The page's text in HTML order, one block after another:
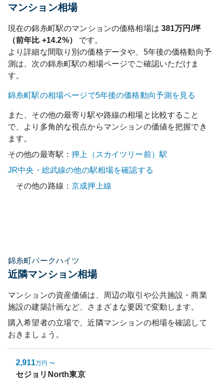
マンション相場
現在の錦糸町駅のマンションの価格相場は 381万円/坪
（前年比 +14.2%）
です。
より詳細な間取り別の価格データや、5年後の価格動向予
測は、次の錦糸町駅の相場ページでご確認いただけま
す。
錦糸町駅の相場ページで5年後の価格動向予測を見る
また、その他の最寄り駅や路線の相場と比較すること
で、より多角的な視点からマンションの価値を把握でき
ます。
その他の最寄駅：押上（スカイツリー前） 駅
JR中央・総武線の他の駅相場を確認する
その他の路線：京成押上線
錦糸町パークハイツ
近隣マンション相場
マンションの資産価値は、周辺の取引や公共施設・商業
施設の建築計画など、さまざまな要因で変動します。
購入希望者の立場で、近隣マンションの相場を確認して
おきましょう。
2,911万円 〜
セジョリNorth東京